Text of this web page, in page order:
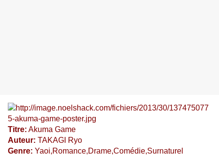
Titre: Akuma Game
Auteur: TAKAGI Ryo
Genre: Yaoi,Romance,Drame,Comédie,Surnaturel